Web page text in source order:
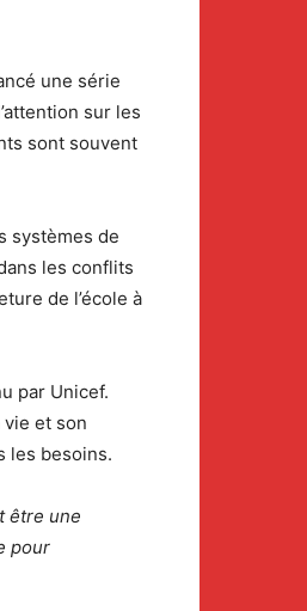
une série
sur les
sont souvent
systèmes de
les conflits
de l’école à
par Unicef.
et son
les besoins.
être une
pour